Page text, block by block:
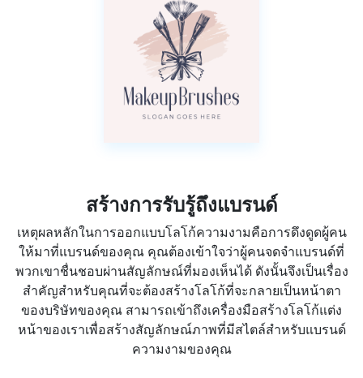
สร้างการรับรู้ถึงแบรนด์
เหตุผลหลักในการออกแบบโลโก้ความงามคือการดึงดูดผู้คน
ให้มาที่แบรนด์ของคุณ คุณต้องเข้าใจว่าผู้คนจดจำแบรนด์ที่
พวกเขาชื่นชอบผ่านสัญลักษณ์ที่มองเห็นได้ ดังนั้นจึงเป็นเรื่อง
สำคัญสำหรับคุณที่จะต้องสร้างโลโก้ที่จะกลายเป็นหน้าตา
ของบริษัทของคุณ สามารถเข้าถึงเครื่องมือสร้างโลโก้แต่ง
หน้าของเราเพื่อสร้างสัญลักษณ์ภาพที่มีสไตล์สำหรับแบรนด์
ความงามของคุณ